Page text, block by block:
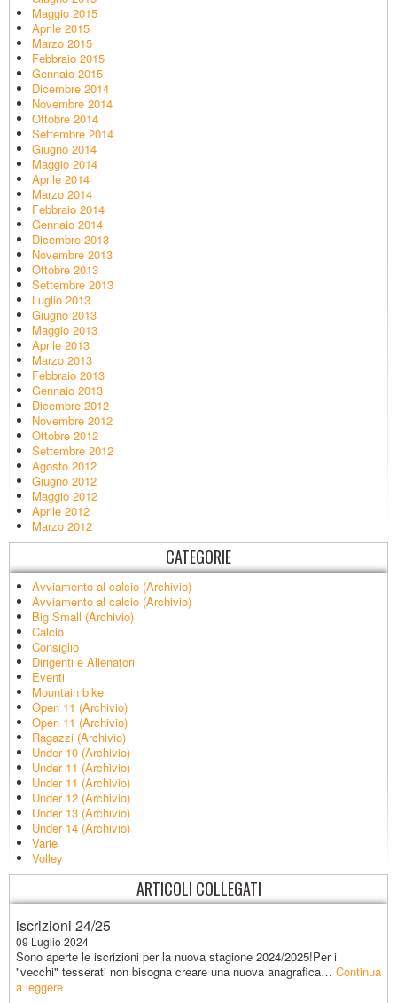
Maggio 2015
Aprile 2015
Marzo 2015
Febbraio 2015
Gennaio 2015
Dicembre 2014
Novembre 2014
Ottobre 2014
Settembre 2014
Giugno 2014
Maggio 2014
Aprile 2014
Marzo 2014
Febbraio 2014
Gennaio 2014
Dicembre 2013
Novembre 2013
Ottobre 2013
Settembre 2013
Luglio 2013
Giugno 2013
Maggio 2013
Aprile 2013
Marzo 2013
Febbraio 2013
Gennaio 2013
Dicembre 2012
Novembre 2012
Ottobre 2012
Settembre 2012
Agosto 2012
Giugno 2012
Maggio 2012
Aprile 2012
Marzo 2012
CATEGORIE
Avviamento al calcio (Archivio)
Avviamento al calcio (Archivio)
Big Small (Archivio)
Calcio
Consiglio
Dirigenti e Allenatori
Eventi
Mountain bike
Open 11 (Archivio)
Open 11 (Archivio)
Ragazzi (Archivio)
Under 10 (Archivio)
Under 11 (Archivio)
Under 11 (Archivio)
Under 12 (Archivio)
Under 13 (Archivio)
Under 14 (Archivio)
Varie
Volley
ARTICOLI COLLEGATI
iscrizioni 24/25
09 Luglio 2024
Sono aperte le iscrizioni per la nuova stagione 2024/2025!Per i
"vecchi" tesserati non bisogna creare una nuova anagrafica… Continua
a leggere